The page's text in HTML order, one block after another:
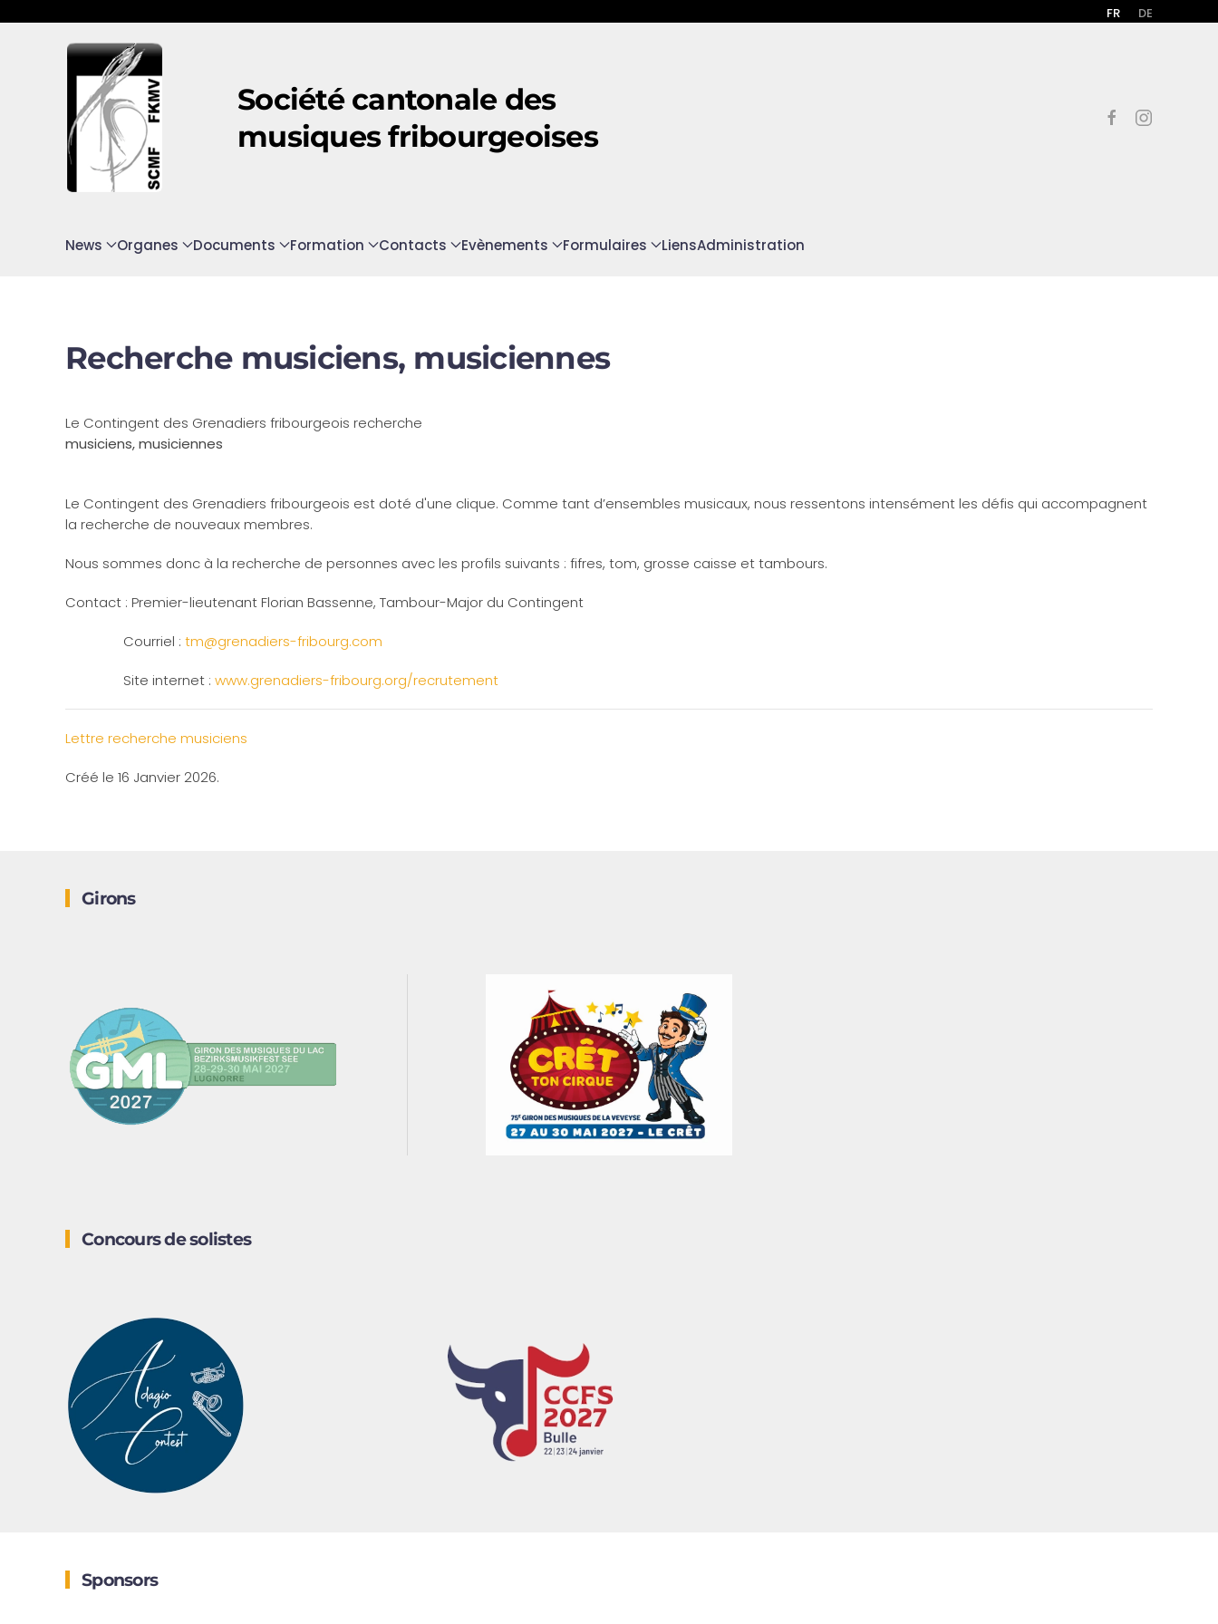
Accéder au contenu principal
FR DE
Société cantonale des
musiques fribourgeoises
News Organes Documents Formation Contacts Evènements Formulaires LiensAdministration
Recherche musiciens, musiciennes
Le Contingent des Grenadiers fribourgeois recherche
musiciens, musiciennes
Le Contingent des Grenadiers fribourgeois est doté d'une clique. Comme tant d’ensembles musicaux, nous ressentons intensément les défis qui accompagnent
la recherche de nouveaux membres.
Nous sommes donc à la recherche de personnes avec les profils suivants : fifres, tom, grosse caisse et tambours.
Contact : Premier-lieutenant Florian Bassenne, Tambour-Major du Contingent
Courriel : tm@grenadiers-fribourg.com
Site internet : www.grenadiers-fribourg.org/recrutement
Lettre recherche musiciens
Créé le 16 Janvier 2026.
Girons
Concours de solistes
Sponsors